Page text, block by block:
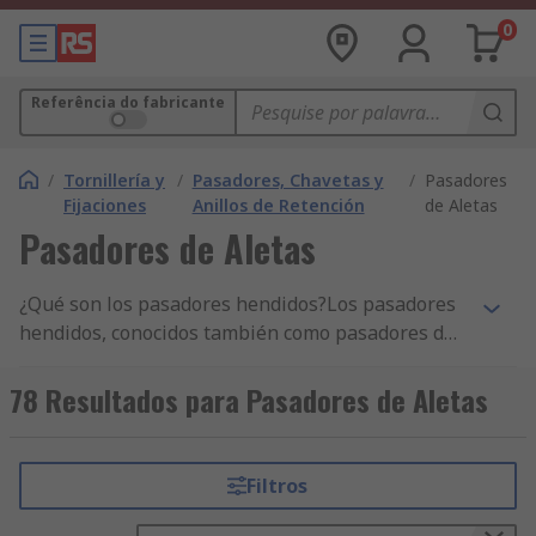
0
Referência do fabricante
/ Tornillería y
Fijaciones
/ Pasadores, Chavetas y
Anillos de Retención
/ Pasadores
de Aletas
Pasadores de Aletas
¿Qué son los pasadores hendidos?Los pasadores
hendidos, conocidos también como pasadores de
tipo básico de fijación de metal. Los pasadores
hendidos se construyen a partir de una pieza de
pasadores hendidos tienen dos dientes (o puntas)
con un ojal en la curvatura.¿De qué están hechos
78 Resultados para Pasadores de Aletas
Filtros